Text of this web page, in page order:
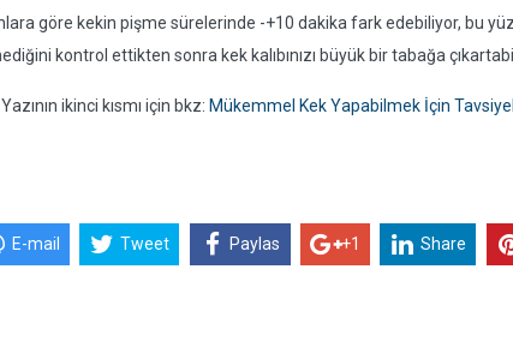
göre kekin pişme sürelerinde -+10 dakika fark edebiliyor, bu
kontrol ettikten sonra kek kalıbınızı büyük bir tabağa
ikinci kısmı için bkz: Mükemmel Kek Yapabilmek İçin
E-mail Tweet Paylas +1 Share